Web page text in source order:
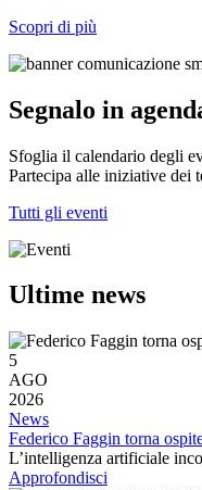
Scopri di più
Segnalo in
Sfoglia il calendario degli
Partecipa alle iniziative dei
Tutti gli eventi
Ultime news
5
AGO
2026
News
Federico Faggin torna
L’intelligenza artificiale
Approfondisci